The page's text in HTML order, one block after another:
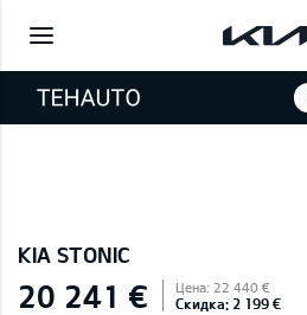
KIA STONIC
20 241 € Цена: 22 440 €
Скидка: 2 199 €